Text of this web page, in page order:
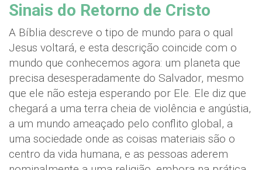
Sinais do Retorno de Cristo
A Bíblia descreve o tipo de mundo para o qual
Jesus voltará, e esta descrição coincide com o
mundo que conhecemos agora: um planeta que
precisa desesperadamente do Salvador, mesmo
que ele não esteja esperando por Ele. Ele diz que
chegará a uma terra cheia de violência e angústia,
a um mundo ameaçado pelo conflito global, a
uma sociedade onde as coisas materiais são o
centro da vida humana, e as pessoas aderem